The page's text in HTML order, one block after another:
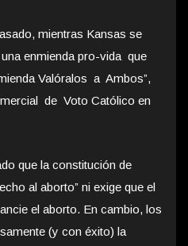
mientras Kansas se
enmienda pro-vida que
Valóralos a Ambos”,
de Voto Católico en
que la constitución de
al aborto” ni exige que el
el aborto. En cambio, los
(y con éxito) la